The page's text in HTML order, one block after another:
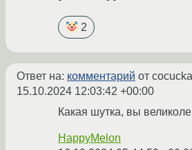
2
Ответ на: комментарий от
15.10.2024 12:03:42 +00:00
Какая шутка, вы
HappyMelon